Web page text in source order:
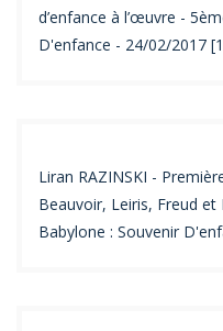
d’enfance à l’œuvre -
D'enfance - 24/02/2017
Liran RAZINSKI -
Beauvoir, Leiris, Freud
Babylone : Souvenir